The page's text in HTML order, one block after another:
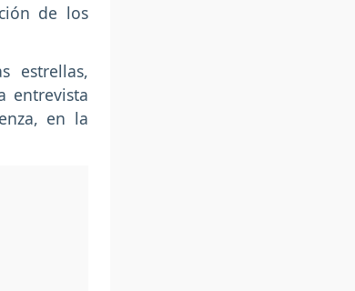
de los
estrellas,
entrevista
en la